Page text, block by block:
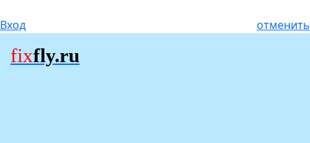
Вход отменить
fixfly.ru